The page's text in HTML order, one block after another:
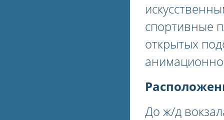
спортивные
открытых
До ж/д